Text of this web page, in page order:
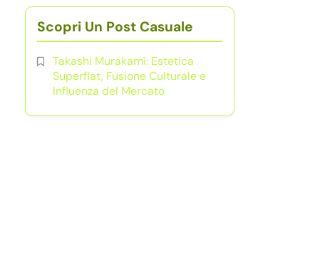
Scopri Un Post Casuale
Takashi Murakami: Estetica
Superflat, Fusione Culturale e
Influenza del Mercato